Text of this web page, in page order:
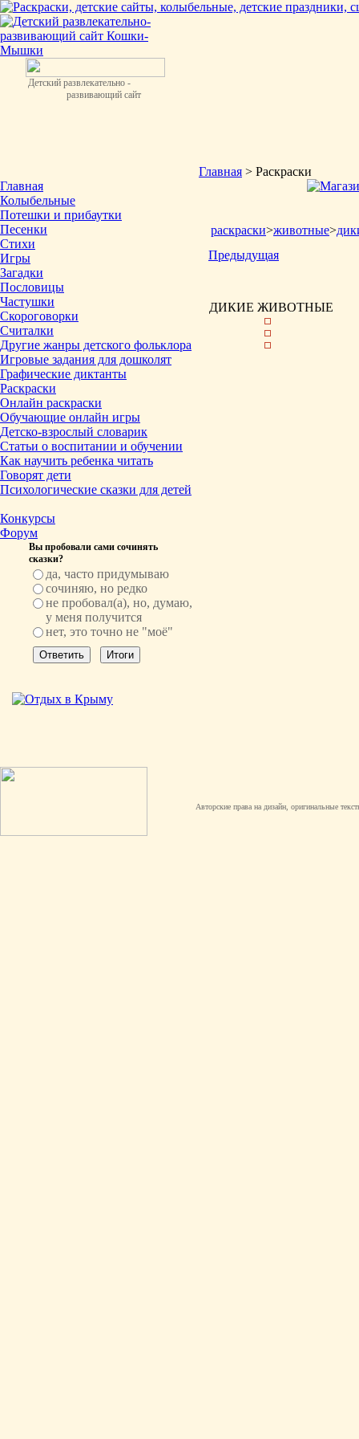
Детский развлекательно -
развивающий сайт
Главная
Колыбельные
Потешки и прибаутки
Песенки
Стихи
Игры
Загадки
Пословицы
Частушки
Скороговорки
Считалки
Другие жанры детского фольклора
Игровые задания для дошколят
Графические диктанты
Раскраски
Онлайн раскраски
Обучающие онлайн игры
Детско-взрослый словарик
Статьи о воспитании и обучении
Как научить ребенка читать
Говорят дети
Психологические сказки для детей
Конкурсы
Форум
Вы пробовали сами сочинять
сказки?
да, часто придумываю
сочиняю, но редко
не пробовал(а), но, думаю,
у меня получится
нет, это точно не "моё"
Главная > Раскраски
раскраски>животные>
Предыдущая
ДИКИЕ ЖИВОТНЫЕ
Авторские права на дизайн, оригинальные